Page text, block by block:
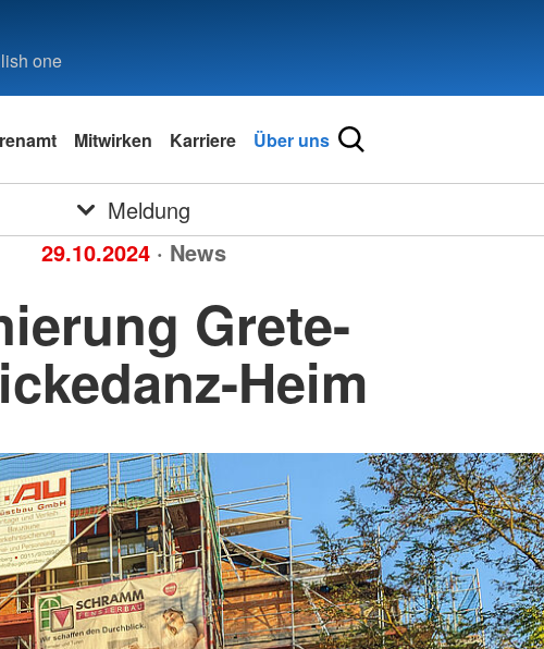
one
Mitwirken Karriere Über uns
Meldung
29.10.2024 · News
Grete-
Heim